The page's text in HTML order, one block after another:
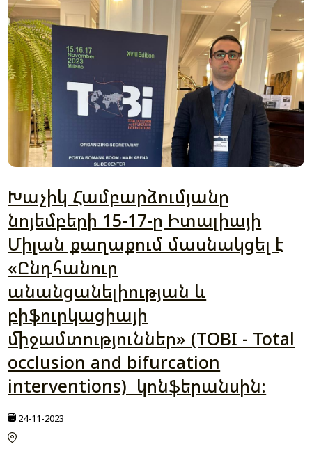
Խաչիկ Համբարձումյանը
նոյեմբերի 15-17-ը Իտալիայի
Միլան քաղաքում մասնակցել է
«Ընդհանուր
անանցանելիության և
բիֆուրկացիայի
միջամտություններ» (TOBI - Total
occlusion and bifurcation
interventions) կոնֆերանսին։
24-11-2023